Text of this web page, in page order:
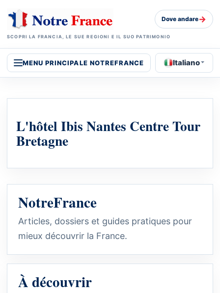
SCOPRI LA FRANCIA, LE SUE REGIONI E IL SUO PATRIMONIO
Dove andare→
MENU PRINCIPALE NOTREFRANCE Italiano
L'hôtel Ibis Nantes Centre Tour
Bretagne
NotreFrance
Articles, dossiers et guides pratiques pour
mieux découvrir la France.
À découvrir